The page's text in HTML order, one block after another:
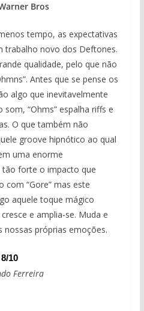
Bros
tempo, as expectativas
trabalho novo dos Deftones.
qualidade, pelo que não
Antes que se pense os
algo que inevitavelmente
“Ohms” espalha riffs e
O que também não
groove hipnótico ao qual
uma enorme
tão forte o impacto que
com “Gore” mas este
aquele toque mágico
e amplia-se. Muda e
próprias emoções.
8/10
Ferreira